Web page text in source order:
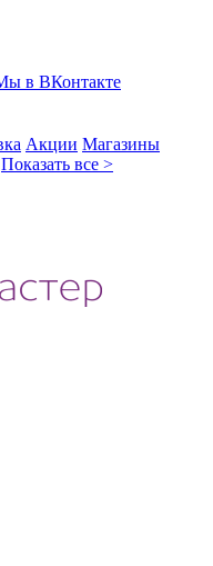
в ВКонтакте
Акции Магазины
Показать все >